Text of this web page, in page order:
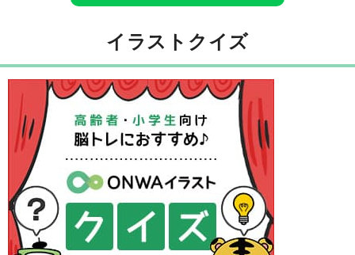
イラストクイズ